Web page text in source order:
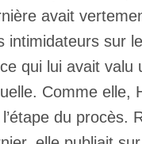
avait
intimidateurs sur
qui lui avait valu
Comme elle,
du procès.